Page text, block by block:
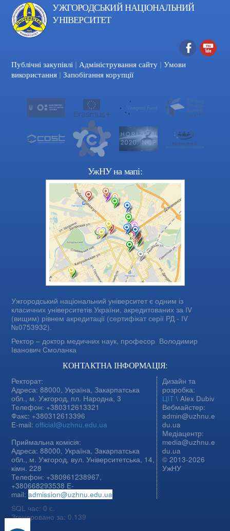
УЖГОРОДСЬКИЙ НАЦІОНАЛЬНИЙ
УНІВЕРСИТЕТ
Facebook
Публічні закупівлі | Адміністрування сайту | Умови
використання | Запобігання корупції
УжНУ на мапі:
Ужгородський національний університет є одним із
класичних університетів України, акредитованих за IV
(вищим) рівнем акредитації (сертифікат серії РД - IV
№0753932).
Ректор – доктор медичних наук, професор Володимир
Іванович Смоланка
КОНТАКТНА ІНФОРМАЦІЯ:
Ректорат:
Адреса: 88000, Україна, Закарпатська
обл., м. Ужгород, пл. Народна, 3
Телефон: +380312613321
Факс: +380312613396
E-mail:official@uzhnu.edu.ua
Приймальна комісія:
Адреса: 88000, Україна, Закарпатська
обл., м. Ужгород, вул. Університетська, 14,
кімн. 228
Телефон: +380961238967,
+380668293538 E-
mail:admission@uzhnu.edu.ua
Дизайн та
розробка:
ЦІТ \ Alex Dubiv
Вебмайстер:
admin@uzhnu.e
du.ua
Медіацентр:
media@uzhnu.e
du.ua
© 2013-2026
УжНУ
SQL час: 0 с.
Згенеровано за: 0.139